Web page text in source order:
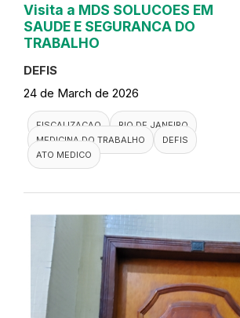
Visita a MDS SOLUCOES EM
SAUDE E SEGURANCA DO
TRABALHO
DEFIS
24 de March de 2026
FISCALIZACAO
RIO DE JANEIRO
MEDICINA DO TRABALHO
DEFIS
ATO MEDICO